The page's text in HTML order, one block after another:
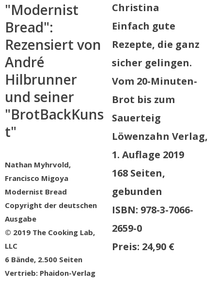
"Modernist
Bread":
Rezensiert von
André
Hilbrunner
und seiner
"BrotBackKuns
t"
Nathan Myhrvold,
Francisco Migoya
Modernist Bread
Copyright der deutschen
Ausgabe
© 2019 The Cooking Lab,
LLC
6 Bände, 2.500 Seiten
Vertrieb: Phaidon-Verlag
Christina
Einfach gute
Rezepte, die ganz
sicher gelingen.
Vom 20-Minuten-
Brot bis zum
Sauerteig
Löwenzahn Verlag,
1. Auflage 2019
168 Seiten,
gebunden
ISBN: 978-3-7066-
2659-0
Preis: 24,90 €